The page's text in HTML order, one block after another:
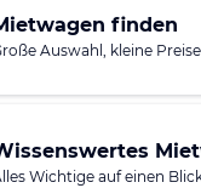
finden
Auswahl, kleine Preise
Wichtige auf einen